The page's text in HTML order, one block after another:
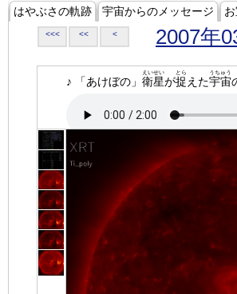
はやぶさの軌跡 宇宙からのメッセージ
<<< << < 2007年
♪ 「あけぼの」 衛星
えいせい
が捉
とら
えた宇宙
うちゅう